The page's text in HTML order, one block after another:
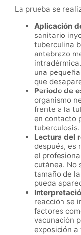
La prueba se
Aplicación
sanitario
tuberculina
antebrazo
una
que
Periodo de
organismo
frente a la
en contacto
tuberculosis.
Lectura del
después, es
el
cutánea. No
tamaño de
pueda
reacción se
factores
vacunación
exposición a